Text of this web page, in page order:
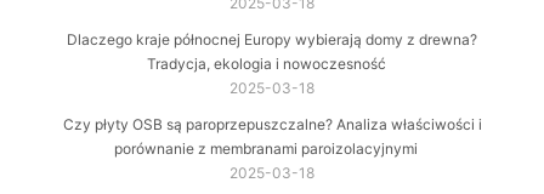
Dlaczego kraje północnej Europy wybierają domy z drewna?
Tradycja, ekologia i nowoczesność
2025-03-18
Czy płyty OSB są paroprzepuszczalne? Analiza właściwości i
porównanie z membranami paroizolacyjnymi
2025-03-18